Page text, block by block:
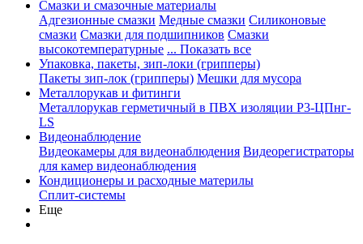
Смазки и смазочные материалы
Адгезионные смазки Медные смазки Силиконовые
смазки Смазки для подшипников Смазки
высокотемпературные ... Показать все
Упаковка, пакеты, зип-локи (грипперы)
Пакеты зип-лок (грипперы) Мешки для мусора
Металлорукав и фитинги
Металлорукав герметичный в ПВХ изоляции Р3-ЦПнг-
LS
Видеонаблюдение
Видеокамеры для видеонаблюдения Видеорегистраторы
для камер видеонаблюдения
Кондиционеры и расходные материлы
Сплит-системы
Еще